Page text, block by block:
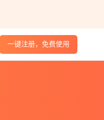
一键注册，免费使用